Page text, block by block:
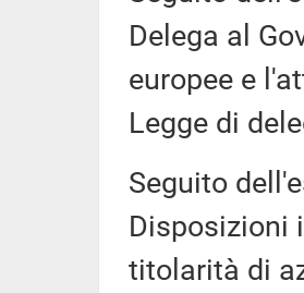
Delega al
europee e
Legge di
Seguito
Disposizioni
titolarità di